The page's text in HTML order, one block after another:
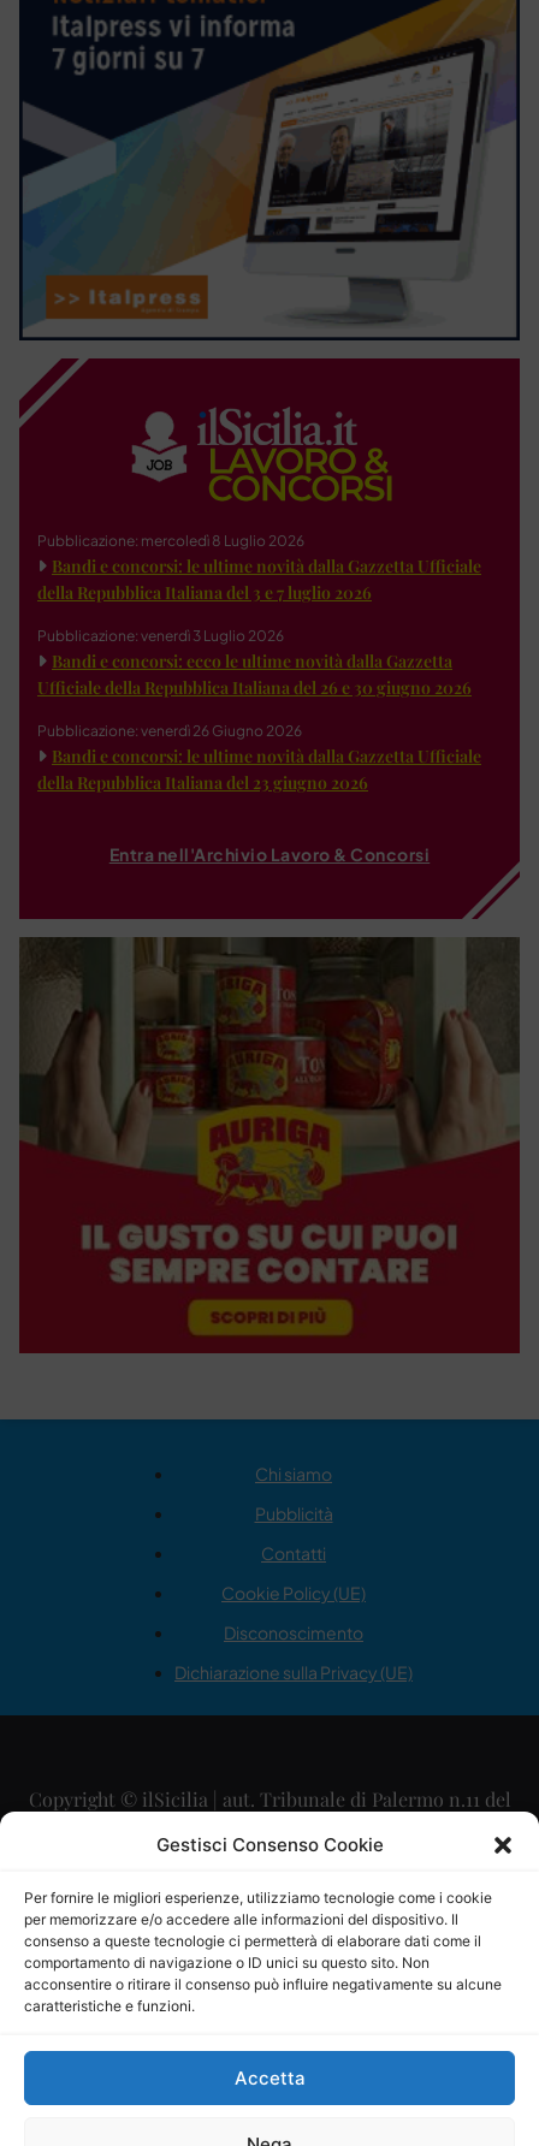
Gestisci Consenso Cookie
Per fornire le migliori esperienze, utilizziamo tecnologie come i cookie
per memorizzare e/o accedere alle informazioni del dispositivo. Il
consenso a queste tecnologie ci permetterà di elaborare dati come il
comportamento di navigazione o ID unici su questo sito. Non
acconsentire o ritirare il consenso può influire negativamente su alcune
caratteristiche e funzioni.
Accetta
Pubblicazione: mercoledì 8 Luglio 2026
Bandi e concorsi: le ultime novità dalla Gazzetta Ufficiale
della Repubblica Italiana del 3 e 7 luglio 2026
Pubblicazione: venerdì 3 Luglio 2026
Bandi e concorsi: ecco le ultime novità dalla Gazzetta
Ufficiale della Repubblica Italiana del 26 e 30 giugno 2026
Pubblicazione: venerdì 26 Giugno 2026
Bandi e concorsi: le ultime novità dalla Gazzetta Ufficiale
della Repubblica Italiana del 23 giugno 2026
Entra nell'Archivio Lavoro & Concorsi
Chi siamo
Pubblicità
Contatti
Cookie Policy (UE)
Disconoscimento
Dichiarazione sulla Privacy (UE)
Copyright © ilSicilia | aut. Tribunale di Palermo n.11 del
29/09/2015
Direttore Editoriale: Maurizio Scaglione
Direttore Responsabile: Maria Calabrese
P.IVA: 06334930820
Mercurio Comunicazione Società Cooperativa a r.l. è
iscritta al Registro degli Operatori di Comunicazione al